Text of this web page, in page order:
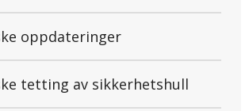
oppdateringer
tetting av sikkerhetshull